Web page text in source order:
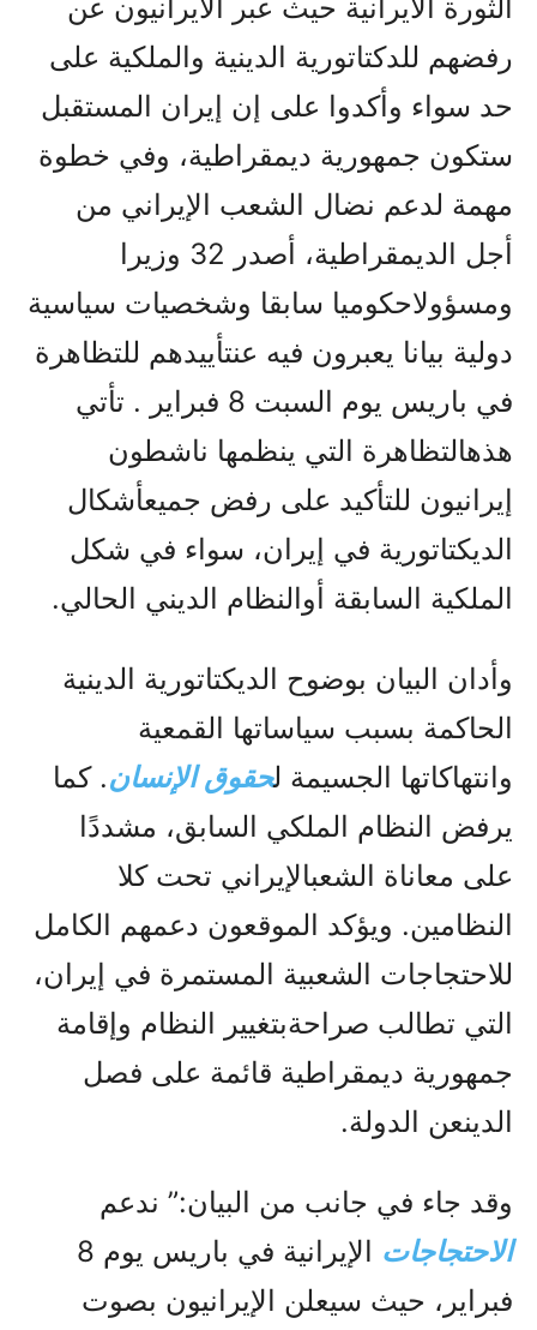
الثورة الايرانية حيث عبر الايرانيون عن
رفضهم للدکتاتورية الدينية والملکية على
حد سواء وأکدوا على إن إيران المستقبل
ستکون جمهورية ديمقراطية، وفي خطوة
مهمة لدعم نضال الشعب الإيراني من
أجل الديمقراطية، أصدر 32 وزيرا
ومسؤولاحكوميا سابقا وشخصيات سياسية
دولية بيانا يعبرون فيه عنتأييدهم للتظاهرة
في باريس يوم السبت 8 فبراير . تأتي
هذهالتظاهرة التي ينظمها ناشطون
إيرانيون للتأكيد على رفض جميعأشكال
الديكتاتورية في إيران، سواء في شكل
الملكية السابقة أوالنظام الديني الحالي.
وأدان البيان بوضوح الديكتاتورية الدينية
الحاكمة بسبب سياساتها القمعية
وانتهاكاتها الجسيمة لحقوق الإنسان. كما
يرفض النظام الملكي السابق، مشددًا
على معاناة الشعبالإيراني تحت كلا
النظامين. ويؤكد الموقعون دعمهم الكامل
للاحتجاجات الشعبية المستمرة في إيران،
التي تطالب صراحةبتغيير النظام وإقامة
جمهورية ديمقراطية قائمة على فصل
الدينعن الدولة.
وقد جاء في جانب من البيان:” ندعم
الاحتجاجات
الإيرانية في باريس يوم 8
فبراير، حيث سيعلن الإيرانيون بصوت